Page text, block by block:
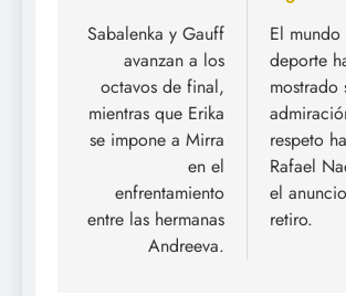
de
entradas
Sabalenka y Gauff
avanzan a los
octavos de final,
mientras que Erika
se impone a Mirra
en el
enfrentamiento
entre las hermanas
Andreeva.
El mundo
deporte
mostrado
respeto
Rafael
el
retiro.